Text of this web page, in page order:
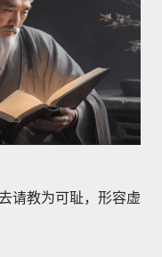
请教为可耻，形容虚